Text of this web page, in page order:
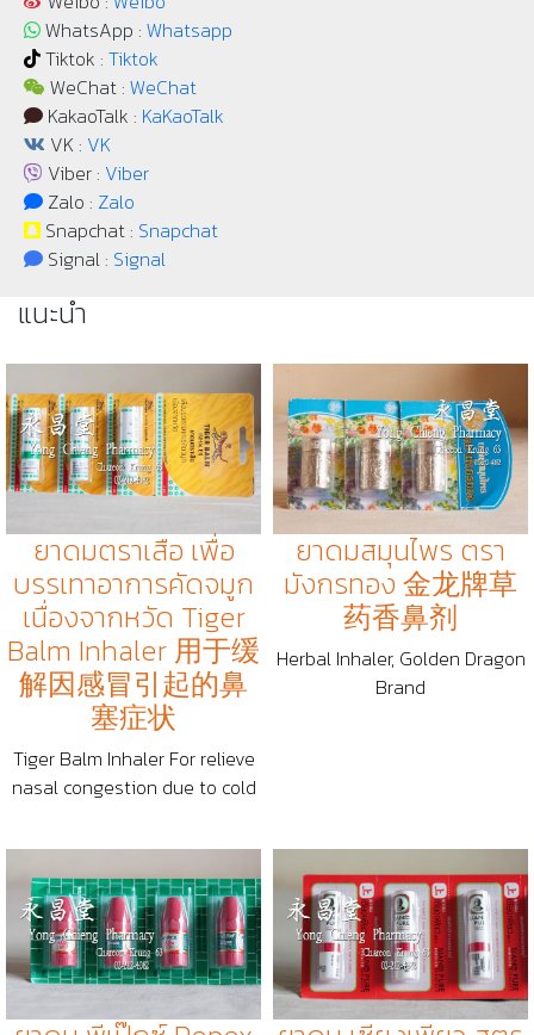
WhatsApp : Whatsapp
Tiktok : Tiktok
WeChat : WeChat
KakaoTalk : KaKaoTalk
VK : VK
Viber : Viber
Zalo : Zalo
Snapchat : Snapchat
Signal : Signal
แนะนำ
ยาดมตราเสือ เพื่อ
บรรเทาอาการคัดจมูก
เนื่องจากหวัด Tiger
Balm Inhaler 用于缓
解因感冒引起的鼻
塞症状
Tiger Balm Inhaler For relieve
nasal congestion due to cold
ยาดมสมุนไพร ตรา
มังกรทอง 金龙牌草
药香鼻剂
Herbal Inhaler, Golden Dragon
Brand